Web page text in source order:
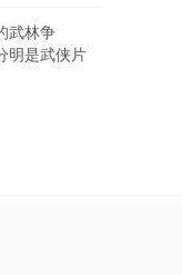
武林争
明是武侠片